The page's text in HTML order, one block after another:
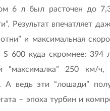
6 л был расточен до
Результат впечатляет
и максимальная
S 600 куда скромнее: 394
250 км/ч,
А ведь эти “лошади”
– эпоха турбин и